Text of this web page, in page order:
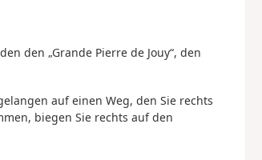
den „Grande Pierre de Jouy“, den
auf einen Weg, den Sie rechts
biegen Sie rechts auf den